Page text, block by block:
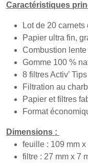
Caractéristiques
Lot de 20
Papier ultra fin,
Combustion
Gomme 100 %
8 filtres Activ’
Filtration au
Papier et filtres
Format
Dimensions :
feuille : 109 mm x
filtre : 27 mm x 7